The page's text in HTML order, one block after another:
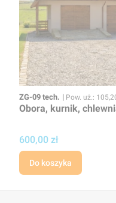
Kod
ZG-09 tech. Powierzchnia
Pow. uż.:
Obora, kurnik,
Cena projektu
600,00 zł
Do koszyka